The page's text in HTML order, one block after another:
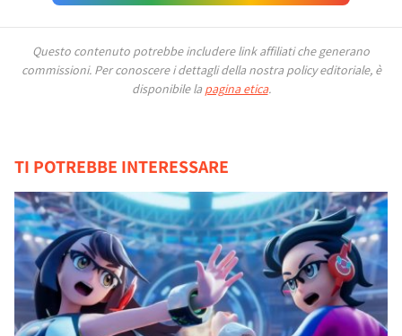
Questo contenuto potrebbe includere link affiliati che generano
commissioni. Per conoscere i dettagli della nostra policy editoriale, è
disponibile la pagina etica.
TI POTREBBE INTERESSARE